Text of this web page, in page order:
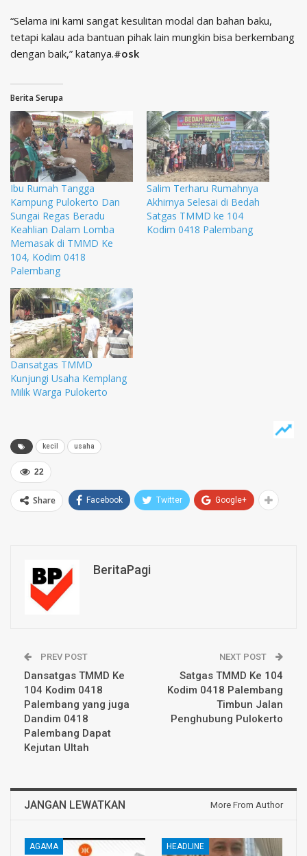
“Selama ini kami sangat kesulitan modal dan bahan baku,
tetapi kalau ada bantuan pihak lain mungkin bisa berkembang
dengan baik,” katanya.#osk
Berita Serupa
Ibu Rumah Tangga
Kampung Pulokerto Dan
Sungai Regas Beradu
Keahlian Dalam Lomba
Memasak di TMMD Ke
104, Kodim 0418
Palembang
Salim Terharu Rumahnya
Akhirnya Selesai di Bedah
Satgas TMMD ke 104
Kodim 0418 Palembang
Dansatgas TMMD
Kunjungi Usaha Kemplang
Milik Warga Pulokerto
kecil usaha
22
Share Facebook Twitter Google+
BeritaPagi
PREV POST
Dansatgas TMMD Ke
104 Kodim 0418
Palembang yang juga
Dandim 0418
Palembang Dapat
Kejutan Ultah
NEXT POST
Satgas TMMD Ke 104
Kodim 0418 Palembang
Timbun Jalan
Penghubung Pulokerto
JANGAN LEWATKAN More From Author
AGAMA HEADLINE